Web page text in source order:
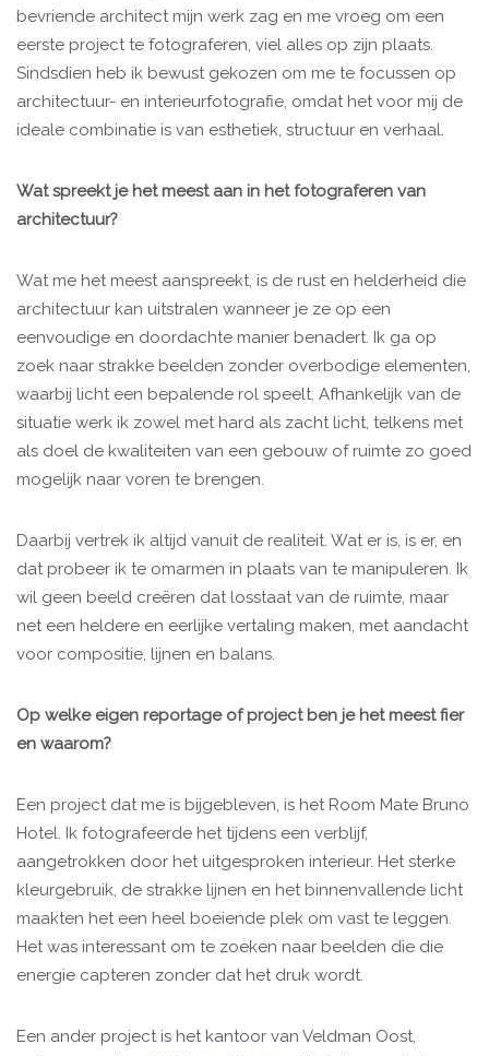
bevriende architect mijn werk zag en me vroeg om een
eerste project te fotograferen, viel alles op zijn plaats.
Sindsdien heb ik bewust gekozen om me te focussen op
architectuur- en interieurfotografie, omdat het voor mij de
ideale combinatie is van esthetiek, structuur en verhaal.
Wat spreekt je het meest aan in het fotograferen van
architectuur?
Wat me het meest aanspreekt, is de rust en helderheid die
architectuur kan uitstralen wanneer je ze op een
eenvoudige en doordachte manier benadert. Ik ga op
zoek naar strakke beelden zonder overbodige elementen,
waarbij licht een bepalende rol speelt. Afhankelijk van de
situatie werk ik zowel met hard als zacht licht, telkens met
als doel de kwaliteiten van een gebouw of ruimte zo goed
mogelijk naar voren te brengen.
Daarbij vertrek ik altijd vanuit de realiteit. Wat er is, is er, en
dat probeer ik te omarmen in plaats van te manipuleren. Ik
wil geen beeld creëren dat losstaat van de ruimte, maar
net een heldere en eerlijke vertaling maken, met aandacht
voor compositie, lijnen en balans.
Op welke eigen reportage of project ben je het meest fier
en waarom?
Een project dat me is bijgebleven, is het Room Mate Bruno
Hotel. Ik fotografeerde het tijdens een verblijf,
aangetrokken door het uitgesproken interieur. Het sterke
kleurgebruik, de strakke lijnen en het binnenvallende licht
maakten het een heel boeiende plek om vast te leggen.
Het was interessant om te zoeken naar beelden die die
energie capteren zonder dat het druk wordt.
Een ander project is het kantoor van Veldman Oost,